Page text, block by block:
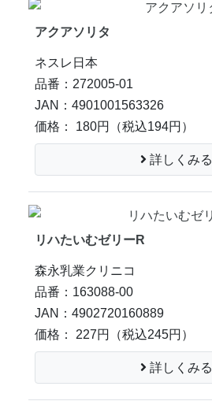
アクアソリタ
ネスレ日本
品番：272005-01
JAN：4901001563326
価格： 180円
（税込194円）
詳しくみる
リハたいむゼリーR
森永乳業クリニコ
品番：163088-00
JAN：4902720160889
価格： 227円
（税込245円）
詳しくみる